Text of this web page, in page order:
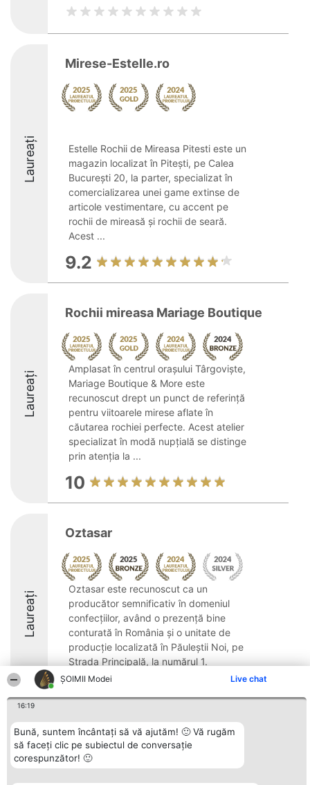
ȘOIMII Modei Live chat
16:19
Bună, suntem încântați să vă ajutăm! 🙂 Vă rugăm
să faceți clic pe subiectul de conversație
corespunzător! 🙂
Laureați
Mirese-Estelle.ro
Estelle Rochii de Mireasa Pitesti este un
magazin localizat în Pitești, pe Calea
București 20, la parter, specializat în
comercializarea unei game extinse de
articole vestimentare, cu accent pe
rochii de mireasă și rochii de seară.
Acest ...
9.2
Laureați
Rochii mireasa Mariage Boutique
Amplasat în centrul orașului Târgoviște,
Mariage Boutique & More este
recunoscut drept un punct de referință
pentru viitoarele mirese aflate în
căutarea rochiei perfecte. Acest atelier
specializat în modă nupțială se distinge
prin atenția la ...
10
Laureați
Oztasar
Oztasar este recunoscut ca un
producător semnificativ în domeniul
confecțiilor, având o prezență bine
conturată în România și o unitate de
producție localizată în Păuleștii Noi, pe
Strada Principală, la numărul 1.
Întemeiată în anul 2000, compania ...
8.7
Organizator Ranking
BRIGHT SOLUTIONS BR SRL
Aleea Timisul De Sus 2 Bl. A30
Sc. A Et. 4 Ap. 13 Cod 061952
Plebiscyt
Lista Tuturor
Laureaților